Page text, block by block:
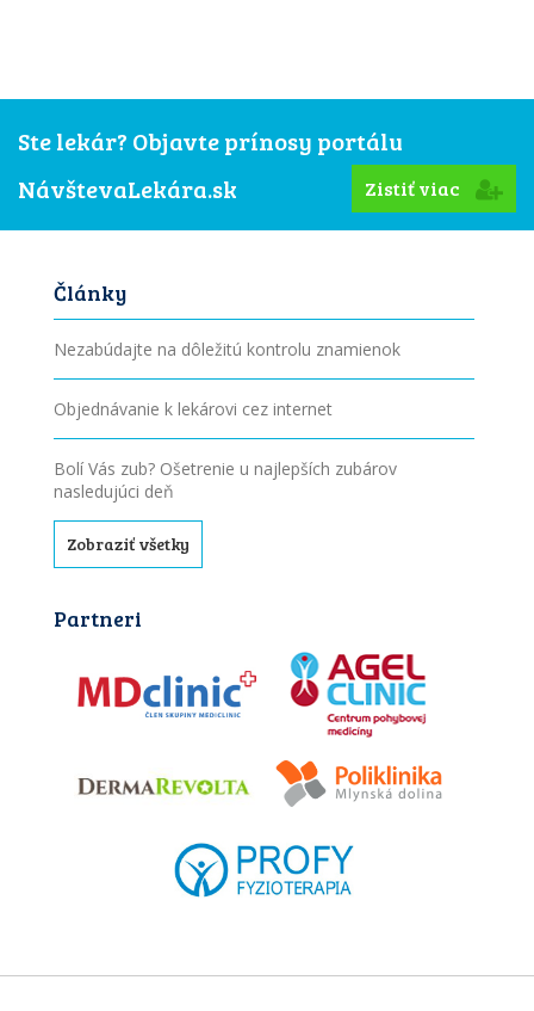
Ste lekár? Objavte prínosy portálu
NávštevaLekára.sk
Zistiť viac
Články
Nezabúdajte na dôležitú kontrolu znamienok
Objednávanie k lekárovi cez internet
Bolí Vás zub? Ošetrenie u najlepších zubárov
nasledujúci deň
Zobraziť všetky
Partneri